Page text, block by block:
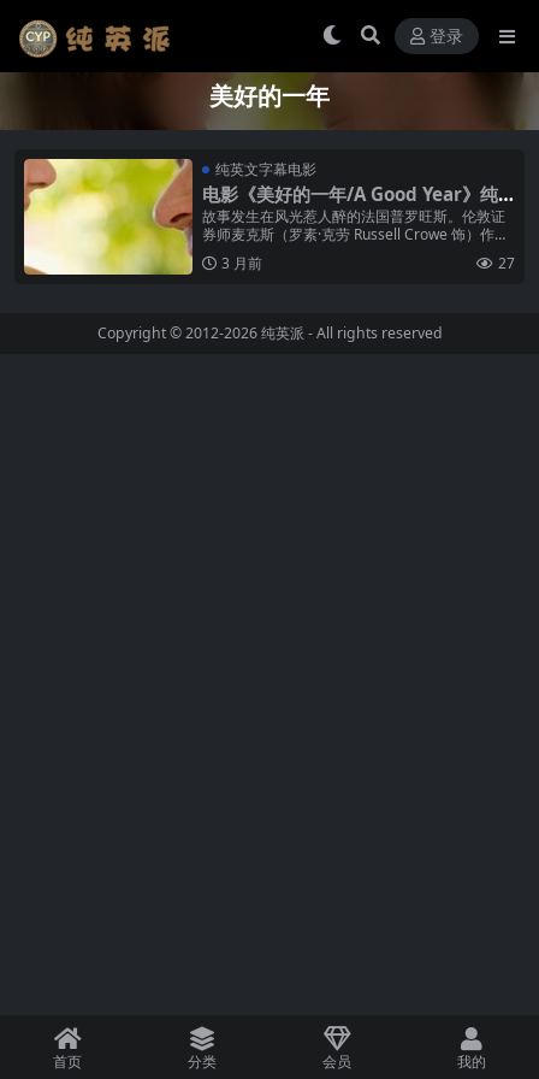
登录
美好的一年
纯英文字幕电影
电影《美好的一年/A Good Year》纯
英文字幕高清MP4下载
故事发生在风光惹人醉的法国普罗旺斯。伦敦证
券师麦克斯（罗素·克劳 Russell Crowe 饰）作为
遗产继承人的身份来到这里，虽然事业陷入低
谷，但过世的叔叔留...
3 月前 27
Copyright © 2012-2026纯英派 - All rights reserved
首页 分类 会员 我的